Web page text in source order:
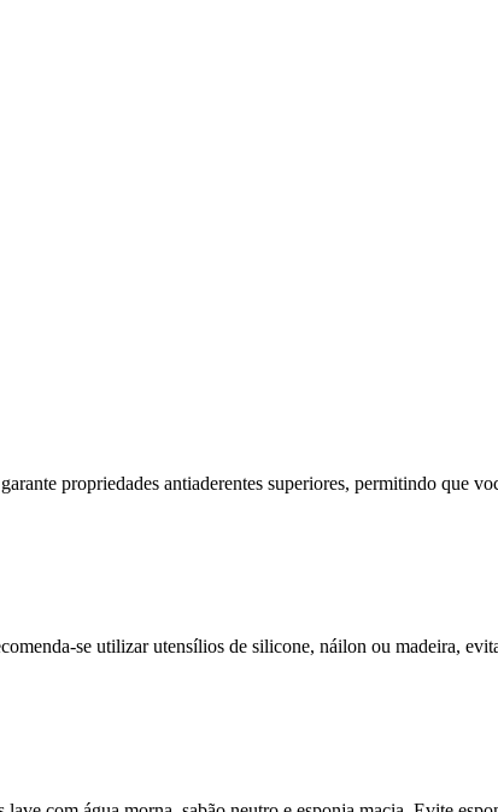
propriedades antiaderentes superiores, permitindo que
se utilizar utensílios de silicone, náilon ou madeira,